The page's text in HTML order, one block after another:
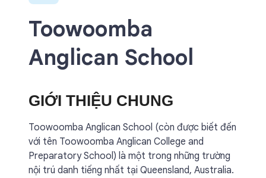
Toowoomba
Anglican School
GIỚI THIỆU CHUNG
Toowoomba Anglican School (còn được biết đến
với tên Toowoomba Anglican College and
Preparatory School) là một trong những trường
nội trú danh tiếng nhất tại Queensland, Australia.